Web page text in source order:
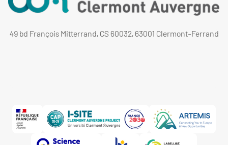
49 bd François Mitterrand, CS 60032, 63001 Clermont-Ferrand